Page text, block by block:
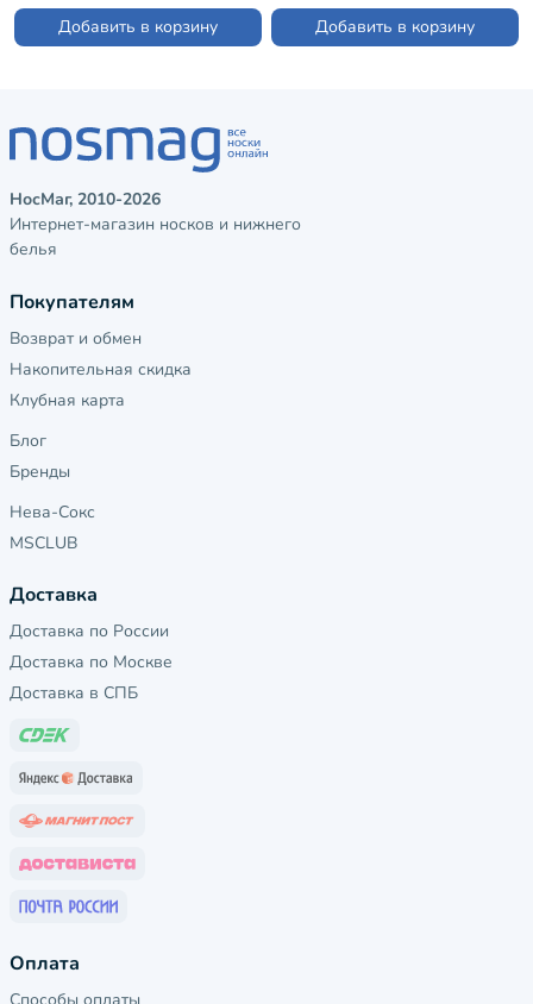
Добавить в корзину
Добавить в корзину
НосМаг, 2010-2026
Интернет-магазин носков и нижнего
белья
Покупателям
Возврат и обмен
Накопительная скидка
Клубная карта
Блог
Бренды
Нева-Сокс
MSCLUB
Доставка
Доставка по России
Доставка по Москве
Доставка в СПБ
Оплата